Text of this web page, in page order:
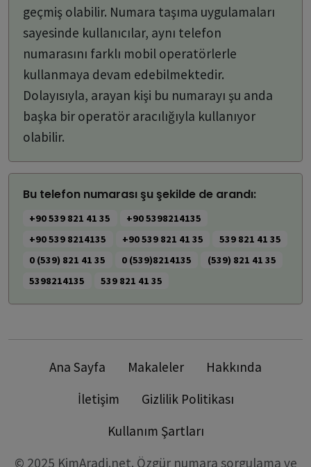
geçmiş olabilir. Numara taşıma uygulamaları
sayesinde kullanıcılar, aynı telefon
numarasını farklı mobil operatörlerle
kullanmaya devam edebilmektedir.
Dolayısıyla, arayan kişi bu numarayı şu anda
başka bir operatör aracılığıyla kullanıyor
olabilir.
Bu telefon numarası şu şekilde de arandı:
+90 539 821 41 35
+90 5398214135
+90 539 8214135
+90 539 821 41 35
539 821 41 35
0 (539) 821 41 35
0 (539)8214135
(539) 821 41 35
5398214135
539 821 41 35
Ana Sayfa Makaleler
Hakkında
İletişim
Gizlilik Politikası
Kullanım Şartları
© 2025 KimAradi.net. Özgür numara sorgulama ve